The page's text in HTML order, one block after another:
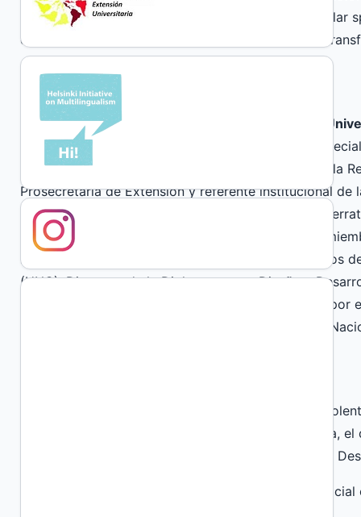
democratizing, dialogical, rights promoting, curricular
critically as object of knowledge providing social
Author Biography
Sandra Gezmet, Colegio Nacional de Monserrat,
Licenciada en Ciencias de la Educación (UNC),
(UNSE) y Diplomada en Extensión Universitaria de la
Prosecretaria de Extensión y referente institucional de
Sociocomunitarios en el Colegio Nacional de
del Plan de Formación en Extensión Universitaria,
la Comisión de Curricularización de Extensión, todos
(UNC). Directora de la Diplomatura en Diseño y
Educación Secundaria (en proceso de aprobación
Secretaría de Extensión Universitaria, Universidad
De Sousa Santos, B. (2003). Crítica de la razón
Volumen I. Para un nuevo sentido común: La ciencia,
paradigmática. 18 Derechos Humanos y Desarrollo.
Carballeda, A. J. M. (2013). La intervención en lo